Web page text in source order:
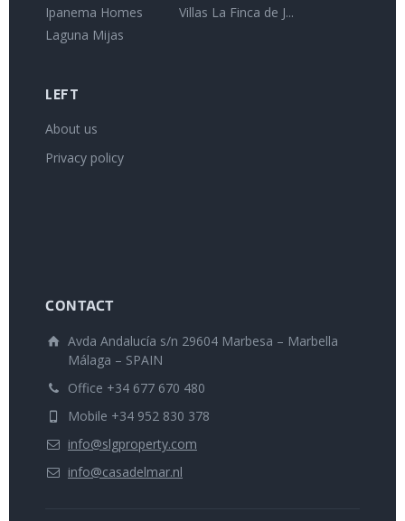
Ipanema Homes
Laguna Mijas
Villas La Finca de J...
LEFT
About us
Privacy policy
CONTACT
Avda Andalucía s/n 29604 Marbesa – Marbella
Málaga – SPAIN
Office +34 677 670 480
Mobile +34 952 830 378
info@slgproperty.com
info@casadelmar.nl